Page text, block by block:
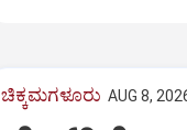
ಚಿಕ್ಕಮಗಳೂರು AUG 8,